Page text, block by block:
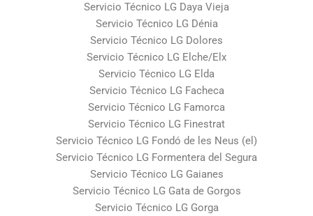
Servicio Técnico LG Daya Vieja
Servicio Técnico LG Dénia
Servicio Técnico LG Dolores
Servicio Técnico LG Elche/Elx
Servicio Técnico LG Elda
Servicio Técnico LG Facheca
Servicio Técnico LG Famorca
Servicio Técnico LG Finestrat
Servicio Técnico LG Fondó de les Neus (el)
Servicio Técnico LG Formentera del Segura
Servicio Técnico LG Gaianes
Servicio Técnico LG Gata de Gorgos
Servicio Técnico LG Gorga